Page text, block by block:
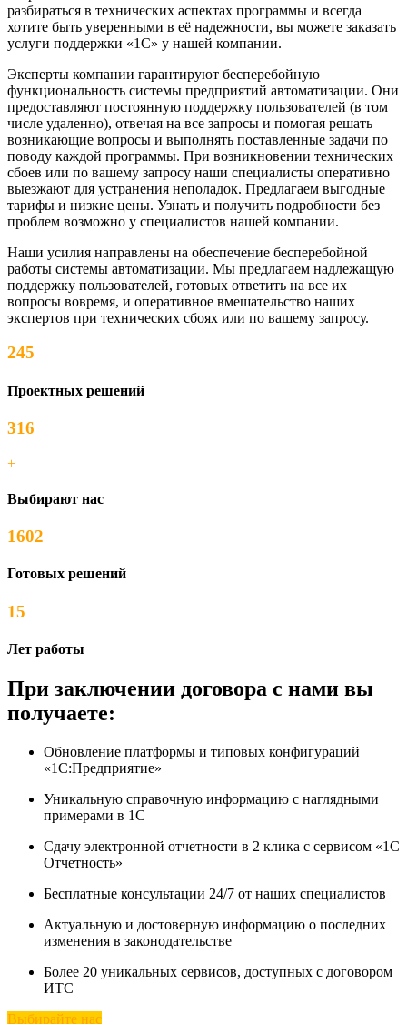
разбираться в технических аспектах программы и всегда
хотите быть уверенными в её надежности, вы можете заказать
услуги поддержки «1С» у нашей компании.
Эксперты компании гарантируют бесперебойную
функциональность системы предприятий автоматизации. Они
предоставляют постоянную поддержку пользователей (в том
числе удаленно), отвечая на все запросы и помогая решать
возникающие вопросы и выполнять поставленные задачи по
поводу каждой программы. При возникновении технических
сбоев или по вашему запросу наши специалисты оперативно
выезжают для устранения неполадок. Предлагаем выгодные
тарифы и низкие цены. Узнать и получить подробности без
проблем возможно у специалистов нашей компании.
Наши усилия направлены на обеспечение бесперебойной
работы системы автоматизации. Мы предлагаем надлежащую
поддержку пользователей, готовых ответить на все их
вопросы вовремя, и оперативное вмешательство наших
экспертов при технических сбоях или по вашему запросу.
245
Проектных решений
316
+
Выбирают нас
1602
Готовых решений
15
Лет работы
При заключении договора с нами вы
получаете:
Обновление платформы и типовых конфигураций
«1С:Предприятие»
Уникальную справочную информацию с наглядными
примерами в 1С
Сдачу электронной отчетности в 2 клика с сервисом «1С
Отчетность»
Бесплатные консультации 24/7 от наших специалистов
Актуальную и достоверную информацию о последних
изменения в законодательстве
Более 20 уникальных сервисов, доступных с договором
ИТС
Выбирайте нас